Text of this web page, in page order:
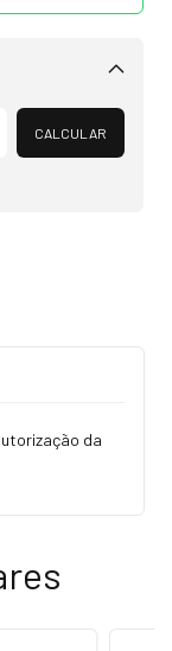
Alterar CEP
CALCULAR
da